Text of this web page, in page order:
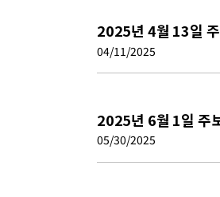
2025년 4월 13일
04/11/2025
2025년 6월 1일 주
05/30/2025